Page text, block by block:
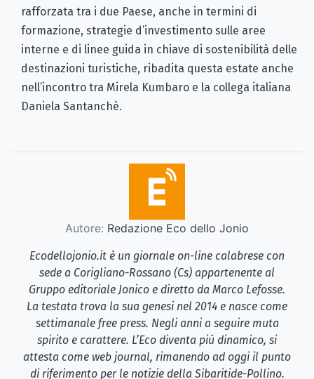
rafforzata tra i due Paese, anche in termini di
formazione, strategie d’investimento sulle aree
interne e di linee guida in chiave di sostenibilità delle
destinazioni turistiche, ribadita questa estate anche
nell’incontro tra Mirela Kumbaro e la collega italiana
Daniela Santanchè.
Autore: Redazione Eco dello Jonio
Ecodellojonio.it è un giornale on-line calabrese con
sede a Corigliano-Rossano (Cs) appartenente al
Gruppo editoriale Jonico e diretto da Marco Lefosse.
La testata trova la sua genesi nel 2014 e nasce come
settimanale free press. Negli anni a seguire muta
spirito e carattere. L’Eco diventa più dinamico, si
attesta come web journal, rimanendo ad oggi il punto
di riferimento per le notizie della Sibaritide-Pollino.